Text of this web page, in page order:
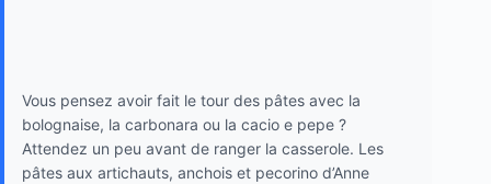
Vous pensez avoir fait le tour des pâtes avec la
bolognaise, la carbonara ou la cacio e pepe ?
Attendez un peu avant de ranger la casserole. Les
pâtes aux artichauts, anchois et pecorino d’Anne